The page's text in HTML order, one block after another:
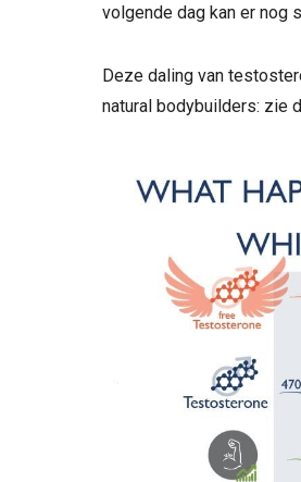
volgende dag kan er nog
Deze daling van
natural bodybuilders: zie